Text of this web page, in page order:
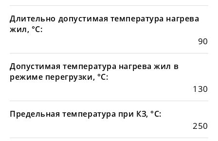
Длительно допустимая температура нагрева
жил, °С:
90
Допустимая температура нагрева жил в
режиме перегрузки, °С:
130
Предельная температура при КЗ, °С:
250